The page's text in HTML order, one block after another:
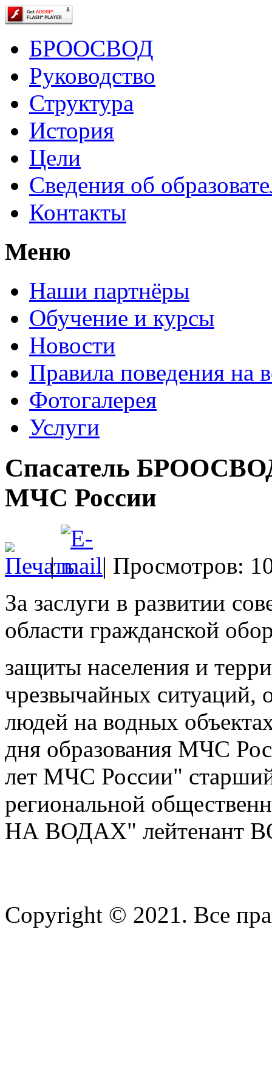
БРООСВОД
Руководство
Структура
История
Цели
Сведения об
Контакты
Меню
Наши партнёры
Обучение и курсы
Новости
Правила поведения на
Фотогалерея
Услуги
Спасатель
МЧС России
|
| Просмотров:
За заслуги в развитии
области гражданской
защиты населения и
чрезвычайных ситуаций,
людей на водных
дня образования МЧС
лет МЧС России"
региональной
НА ВОДАХ" лейтенант
Copyright © 2021. Все